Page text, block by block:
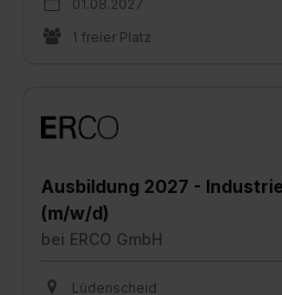
01.08.2027
1 freier Platz
Ausbildung 2027 -
(m/w/d)
bei ERCO GmbH
Lüdenscheid